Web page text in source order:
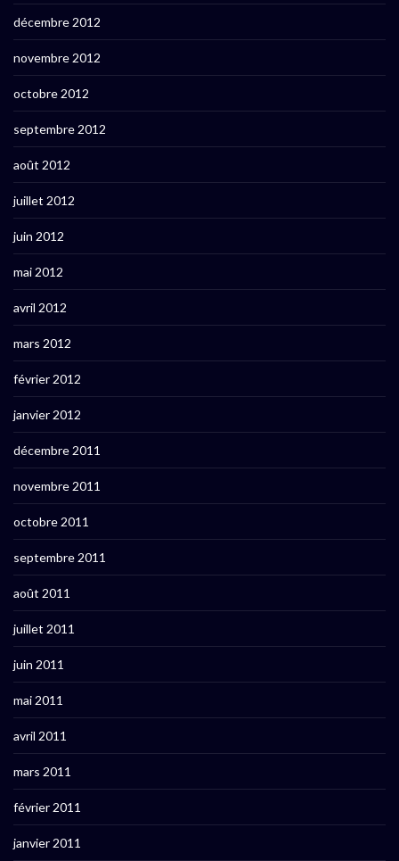
décembre 2012
novembre 2012
octobre 2012
septembre 2012
août 2012
juillet 2012
juin 2012
mai 2012
avril 2012
mars 2012
février 2012
janvier 2012
décembre 2011
novembre 2011
octobre 2011
septembre 2011
août 2011
juillet 2011
juin 2011
mai 2011
avril 2011
mars 2011
février 2011
janvier 2011